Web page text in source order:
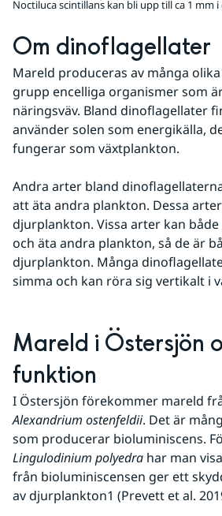
Noctiluca scintillans kan bli upp till ca 1 mm i
Om dinoflagellater
Mareld produceras av många
grupp encelliga organismer som
näringsväv. Bland dinoflagellater
använder solen som energikälla,
fungerar som växtplankton.
Andra arter bland
att äta andra plankton. Dessa
djurplankton. Vissa arter kan
och äta andra plankton, så de är
djurplankton. Många
simma och kan röra sig vertikalt i
Mareld i Östersjön
funktion
Alexandrium ostenfeldii. Det är
Lingulodinium polyedra har man
från bioluminiscensen ger ett
av djurplankton1 (Prevett et al.